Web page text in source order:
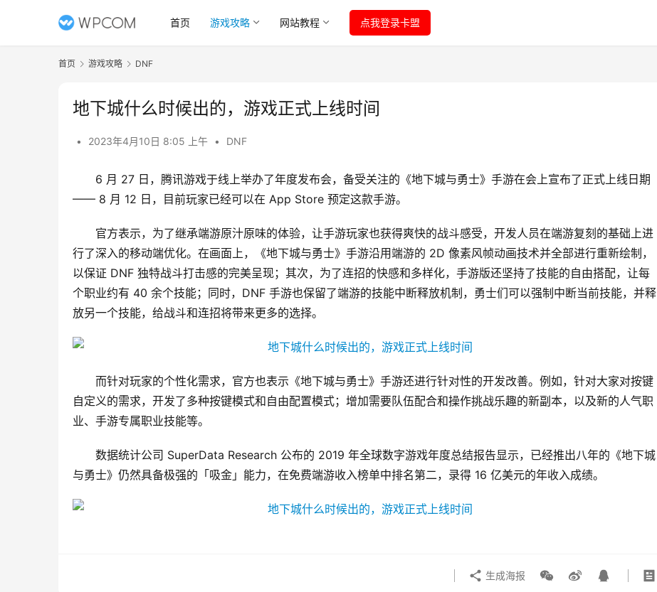
首页 游戏攻略 网站教程 点我登录卡盟
首页 游戏攻略 DNF
地下城什么时候出的，游戏正式上线时间
• 2023年4月10日 8:05 上午 • DNF
6 月 27 日，腾讯游戏于线上举办了年度发布会，备受关注的《地下城与勇士》手游在会上宣布了正式上线日期
—— 8 月 12 日，目前玩家已经可以在 App Store 预定这款手游。
官方表示，为了继承端游原汁原味的体验，让手游玩家也获得爽快的战斗感受，开发人员在端游复刻的基础上进
行了深入的移动端优化。在画面上，《地下城与勇士》手游沿用端游的 2D 像素风帧动画技术并全部进行重新绘制，
以保证 DNF 独特战斗打击感的完美呈现；其次，为了连招的快感和多样化，手游版还坚持了技能的自由搭配，让每
个职业约有 40 余个技能；同时，DNF 手游也保留了端游的技能中断释放机制，勇士们可以强制中断当前技能，并释
放另一个技能，给战斗和连招将带来更多的选择。
而针对玩家的个性化需求，官方也表示《地下城与勇士》手游还进行针对性的开发改善。例如，针对大家对按键
自定义的需求，开发了多种按键模式和自由配置模式；增加需要队伍配合和操作挑战乐趣的新副本，以及新的人气职
业、手游专属职业技能等。
数据统计公司 SuperData Research 公布的 2019 年全球数字游戏年度总结报告显示，已经推出八年的《地下城
与勇士》仍然具备极强的「吸金」能力，在免费端游收入榜单中排名第二，录得 16 亿美元的年收入成绩。
生成海报